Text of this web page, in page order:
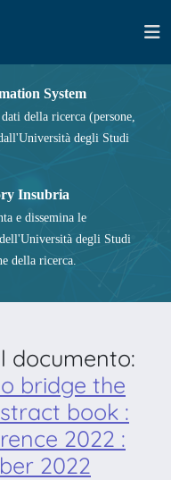
System
della ricerca (persone,
degli Studi
Insubria
e dissemina le
degli Studi
della ricerca.
documento:
bridge the
book :
2022 :
2022